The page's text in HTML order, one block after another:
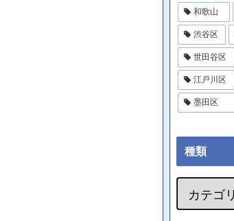
和歌山
渋谷区
世田谷区
江戸川区
墨田区
種類